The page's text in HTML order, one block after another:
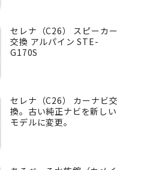
セレナ（C26） スピーカー
交換 アルパイン STE-
G170S
セレナ（C26） カーナビ交
換。古い純正ナビを新しい
モデルに変更。